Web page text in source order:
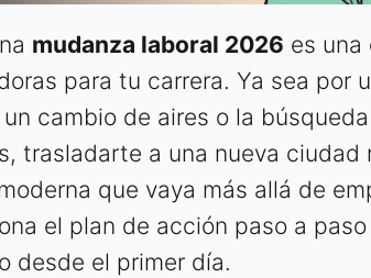
mudanza laboral 2026 es una
para tu carrera. Ya sea por
cambio de aires o la
trasladarte a una nueva ciudad
que vaya más allá de
el plan de acción paso a
desde el primer día.